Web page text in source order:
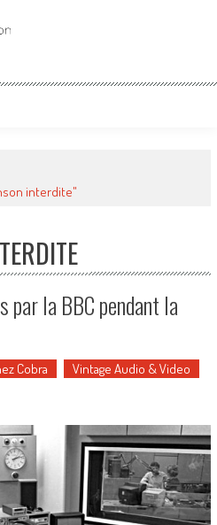
interdite"
par la BBC pendant la
Cobra Vintage Audio & Video